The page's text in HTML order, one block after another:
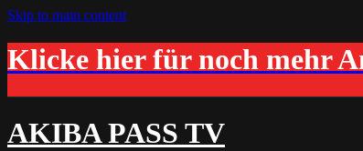
Skip to main content
Klicke hier für noch mehr
AKIBA PASS TV